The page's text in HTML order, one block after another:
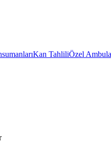
Kan TahliliÖzel